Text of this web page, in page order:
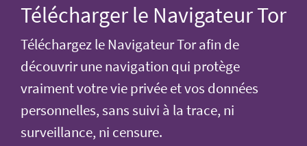
Télécharger le Navigateur Tor
Téléchargez le Navigateur Tor afin de
découvrir une navigation qui protège
vraiment votre vie privée et vos données
personnelles, sans suivi à la trace, ni
surveillance, ni censure.